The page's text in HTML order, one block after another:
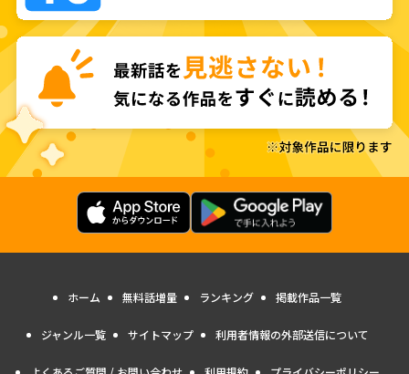
ホーム 無料話増量 ランキング 掲載作品一覧
ジャンル一覧 サイトマップ 利用者情報の外部送信について